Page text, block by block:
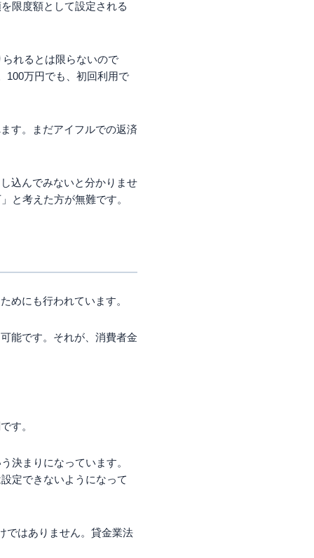
限度額として設定される
られるとは限らないので
100万円でも、初回利用で
す。まだアイフルでの返済
込んでみないと分かりませ
と考えた方が無難です。
めにも行われています。
能です。それが、消費者金
す。
決まりになっています。
定できないようになって
ではありません。貸金業法